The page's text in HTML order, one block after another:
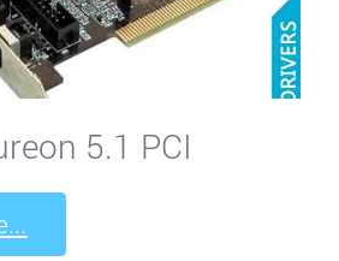
5.1 PCI